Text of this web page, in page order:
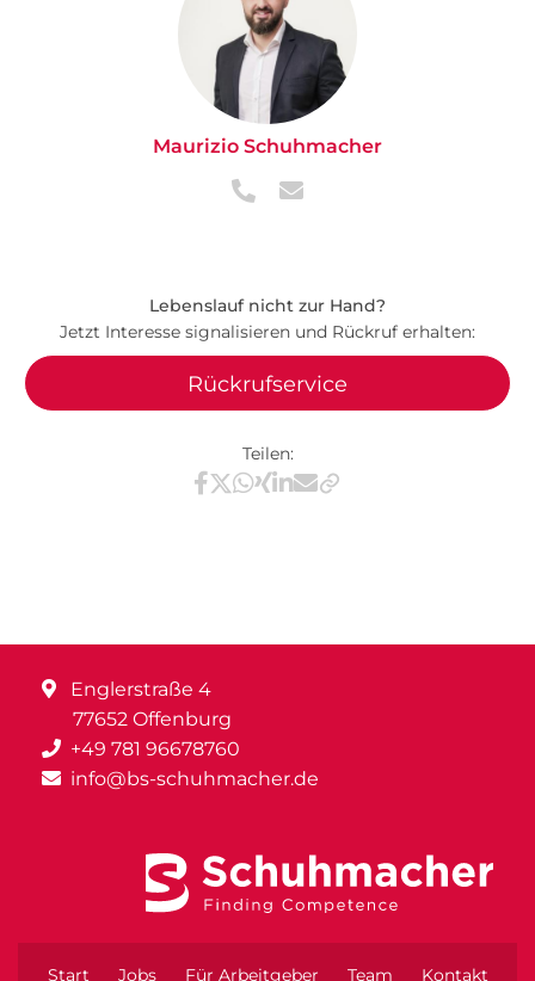
Maurizio Schuhmacher
Lebenslauf nicht zur Hand?
Jetzt Interesse signalisieren und Rückruf erhalten:
Rückrufservice
Teilen:
Teilen via Facebook
Teilen via X / Twitter
Teilen via WhatsApp
Teilen via Xing
Teilen via LinkedIn
Teilen via E-Mail
Englerstraße 4
77652 Offenburg
+49 781 96678760
info@bs-schuhmacher.de
Start Jobs Für Arbeitgeber Team Kontakt